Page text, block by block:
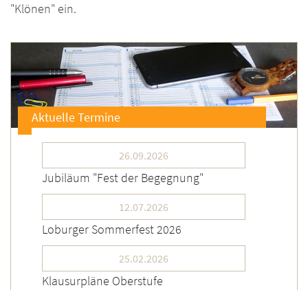
"Klönen" ein.
Aktuelle Termine
26.09.2026
Jubiläum "Fest der Begegnung"
12.07.2026
Loburger Sommerfest 2026
25.02.2026
Klausurpläne Oberstufe